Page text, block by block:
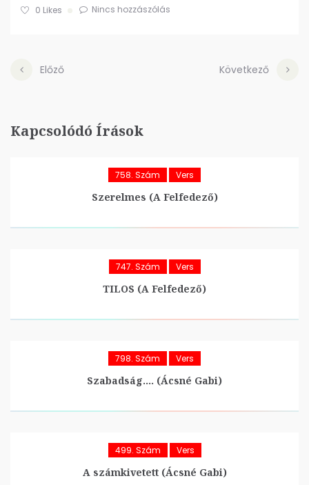
0 Likes Nincs hozzászólás
Előző Következő
Kapcsolódó Írások
758. Szám Vers
Szerelmes (A Felfedező)
747. Szám Vers
TILOS (A Felfedező)
798. Szám Vers
Szabadság…. (Ácsné Gabi)
499. Szám Vers
A számkivetett (Ácsné Gabi)